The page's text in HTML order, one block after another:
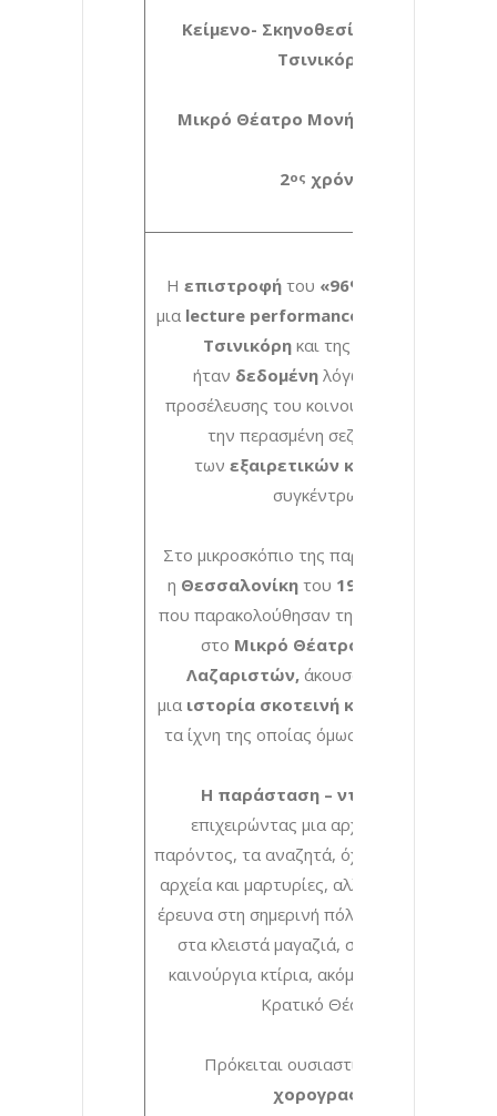
Κείμενο- Σκηνοθεσία: Πρόδρομος
Τσινικόρης
Μικρό Θέατρο Μονής Λαζαριστών
2ος χρόνος
Η επιστροφή του «96%»
μιαlecture performance
Τσινικόρηκαι της ομάδας του,
ήταν δεδομένηλόγω της μεγάλης
προσέλευσης του κοινού που σημειώθηκε
την περασμένη σεζόν αλλά και
των εξαιρετικών κριτικών
συγκέντρωσε.
Στο μικροσκόπιο της παράστασης μπαίνει
η Θεσσαλονίκητου 1943
που παρακολούθησαν τη χθεσινή πρεμιέρα
στο Μικρό Θέατρο της Μονής
Λαζαριστών, άκουσαν με προσοχή
μια ιστορία σκοτεινή και λησμονημένη
τα ίχνη της οποίας όμως είναι ακόμα εδώ.
Η παράσταση – ντοκιμαντέρ
επιχειρώντας μια αρχαιολογία του
παρόντος, τα αναζητά, όχι μόνο σε μελέτες,
αρχεία και μαρτυρίες, αλλά και με επιτόπια
έρευνα στη σημερινή πόλη, στους δρόμους,
στα κλειστά μαγαζιά, στα παλιά και τα
καινούργια κτίρια, ακόμα και στο ίδιο το
Κρατικό Θέατρο.
Πρόκειται ουσιαστικά για μια
χορογραφία